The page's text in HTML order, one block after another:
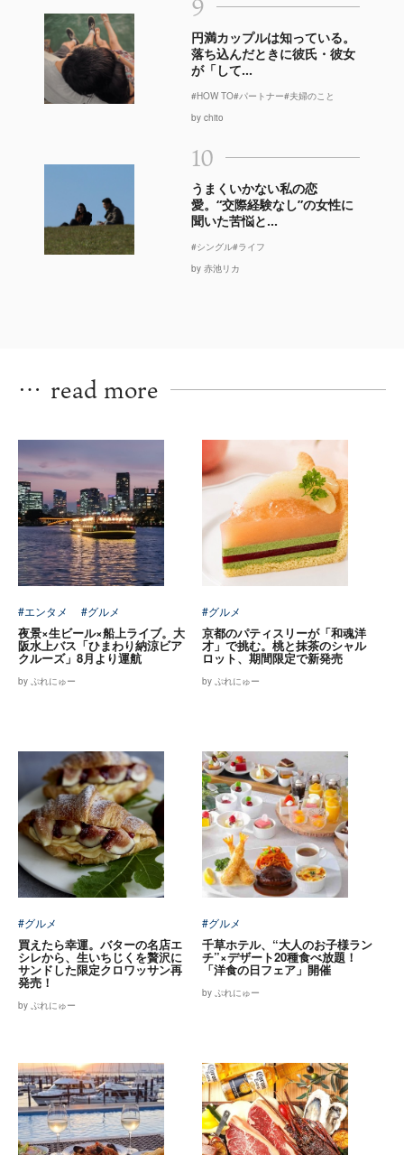
円満カップルは知っている。
落ち込んだときに彼氏・彼女
が「して...
#HOW TO#パートナー#夫婦のこと
by chito
10
うまくいかない私の恋
愛。“交際経験なし”の女性に
聞いた苦悩と...
#シングル#ライフ
by 赤池リカ
… read more
#エンタメ #グルメ
夜景×生ビール×船上ライブ。大
阪水上バス「ひまわり納涼ビア
クルーズ」8月より運航
by ぷれにゅー
#グルメ
京都のパティスリーが「和魂洋
才」で挑む。桃と抹茶のシャル
ロット、期間限定で新発売
by ぷれにゅー
#グルメ
買えたら幸運。バターの名店エ
シレから、生いちじくを贅沢に
サンドした限定クロワッサン再
発売！
by ぷれにゅー
#グルメ
千草ホテル、“大人のお子様ラン
チ”×デザート20種食べ放題！
「洋食の日フェア」開催
by ぷれにゅー